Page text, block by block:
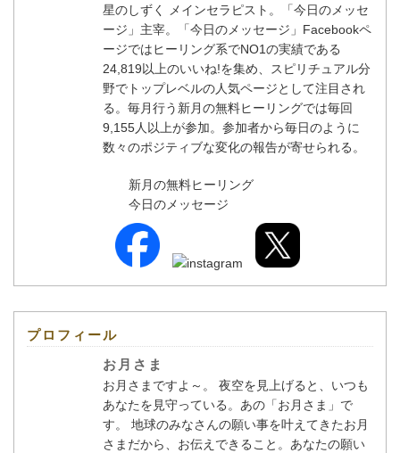
星のしずく メインセラピスト。「今日のメッセ
ージ」主宰。「今日のメッセージ」Facebookペ
ージではヒーリング系でNO1の実績である
24,819以上のいいね!を集め、スピリチュアル分
野でトップレベルの人気ページとして注目され
る。毎月行う新月の無料ヒーリングでは毎回
9,155人以上が参加。参加者から毎日のように
数々のポジティブな変化の報告が寄せられる。
新月の無料ヒーリング
今日のメッセージ
プロフィール
お月さま
お月さまですよ～。 夜空を見上げると、いつも
あなたを見守っている。あの「お月さま」で
す。 地球のみなさんの願い事を叶えてきたお月
さまだから、お伝えできること。あなたの願い